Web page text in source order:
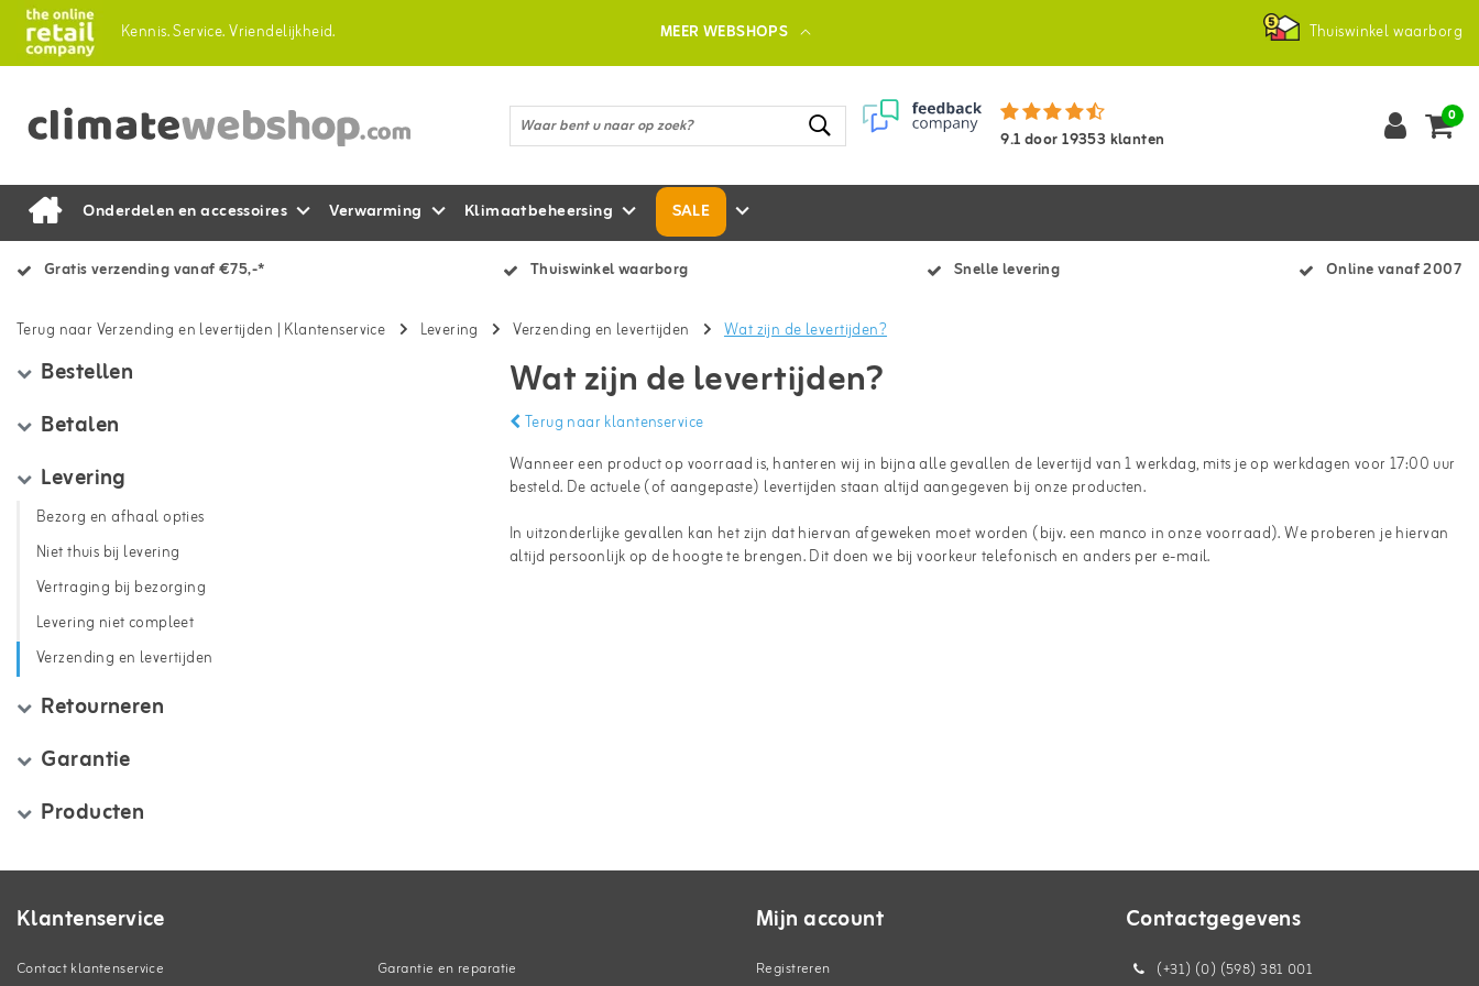
Kennis.Service.Vriendelijkheid. MEER WEBSHOPS Thuiswinkel waarborg
9.1door19353 klanten
0
Onderdelen en accessoires Verwarming Klimaatbeheersing SALE
Gratis verzending vanaf €75,-* Thuiswinkel waarborg Snelle levering Online vanaf 2007
Terug naar Verzending en levertijden | Klantenservice Levering Verzending en levertijden Wat zijn de levertijden?
Bestellen
Betalen
Levering
Bezorg en afhaal opties
Niet thuis bij levering
Vertraging bij bezorging
Levering niet compleet
Verzending en levertijden
Retourneren
Garantie
Producten
Wat zijn de levertijden?
Terug naar klantenservice
Wanneer een product op voorraad is, hanteren wij in bijna alle gevallen de levertijd van 1 werkdag, mits je op werkdagen voor 17:00 uur
besteld. De actuele (of aangepaste) levertijden staan altijd aangegeven bij onze producten.
In uitzonderlijke gevallen kan het zijn dat hiervan afgeweken moet worden (bijv. een manco in onze voorraad). We proberen je hiervan
altijd persoonlijk op de hoogte te brengen. Dit doen we bij voorkeur telefonisch en anders per e-mail.
Klantenservice
Contact klantenservice Garantie en reparatie
Mijn account
Registreren
Contactgegevens
(+31) (0) (598) 381 001